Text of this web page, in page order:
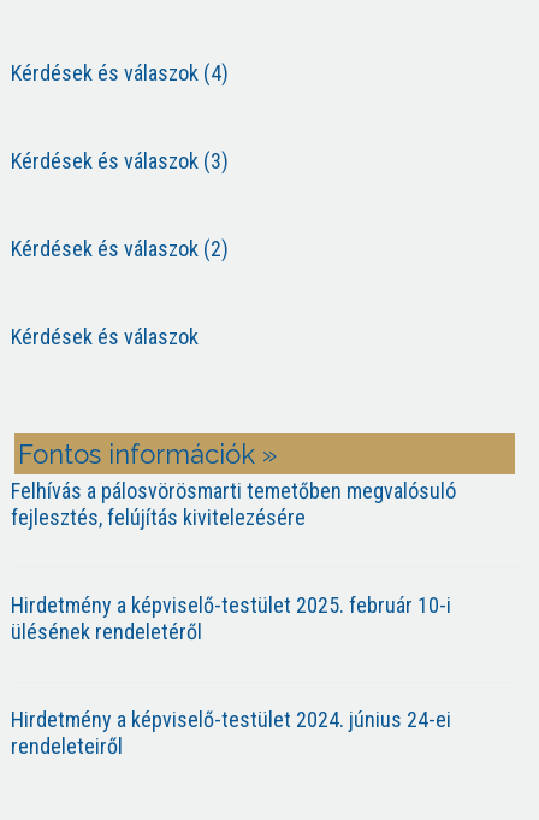
Kérdések és válaszok (4)
Kérdések és válaszok (3)
Kérdések és válaszok (2)
Kérdések és válaszok
Fontos információk »
Felhívás a pálosvörösmarti temetőben megvalósuló
fejlesztés, felújítás kivitelezésére
Hirdetmény a képviselő-testület 2025. február 10-i
ülésének rendeletéről
Hirdetmény a képviselő-testület 2024. június 24-ei
rendeleteiről